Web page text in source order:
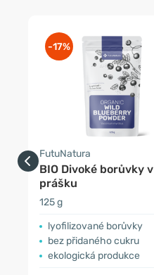
-17%
FutuNatura
BIO Divoké borůvky v
prášku
125 g
lyofilizované borůvky
bez přidaného cukru
ekologická produkce